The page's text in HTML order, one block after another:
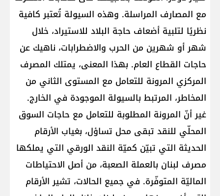
مع المصارف المراسلة. وهذه السيولة تُعتبر كافية
نظريًا لتلبية أضعاف حاجة البلاد للاستيراد، خلال
شهر أو شهرين من الحرب والاضطرابات، ناهيك عن
حاجات القطاع العام. بهذا المعنى، يمتلك المصرف
المركزي المرونة للتعامل مع المستوى الثاني من
المخاطر، المرتبط بالسيولة الموجودة في الخارج.
غير أنّ المرونة المطلوبة للتعامل مع حاجات السوق
المحلّي للنقد تبقى محل تساؤل، بغياب الأرقام
الحديثة التي تبيّن كميّة النقد الورقي التي يملكها
مصرف لبنان بالعملة الصعبة، من أصل الاحتياطات
الماليّة المتوفّرة. في جميع الحالات، تشير الأرقام